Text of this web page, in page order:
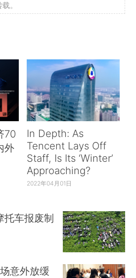
。
70
外
In Depth: As
Tencent Lays Off
Staff, Is Its ‘Winter’
Approaching?
2022年04月01日
托车报废制
意外放缓